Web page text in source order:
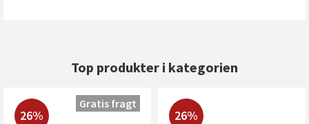
Top produkter i kategorien
26%
Gratis fragt
26%